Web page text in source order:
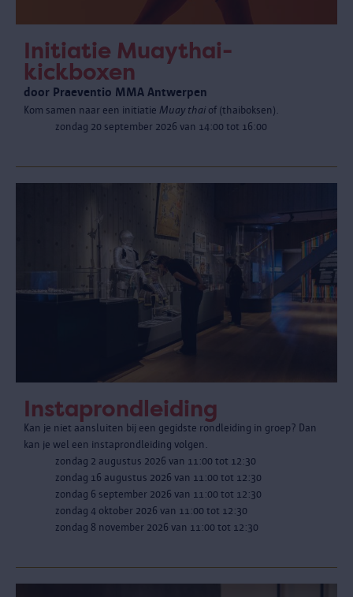
Initiatie Muaythai-
kickboxen
door Praeventio MMA Antwerpen
Kom samen naar een initiatie Muay thai of (thaiboksen).
zondag 20 september 2026 van 14:00 tot 16:00
Instaprondleiding
Kan je niet aansluiten bij een gegidste rondleiding in groep? Dan
kan je wel een instaprondleiding volgen.
zondag 2 augustus 2026 van 11:00 tot 12:30
zondag 16 augustus 2026 van 11:00 tot 12:30
zondag 6 september 2026 van 11:00 tot 12:30
zondag 4 oktober 2026 van 11:00 tot 12:30
zondag 8 november 2026 van 11:00 tot 12:30